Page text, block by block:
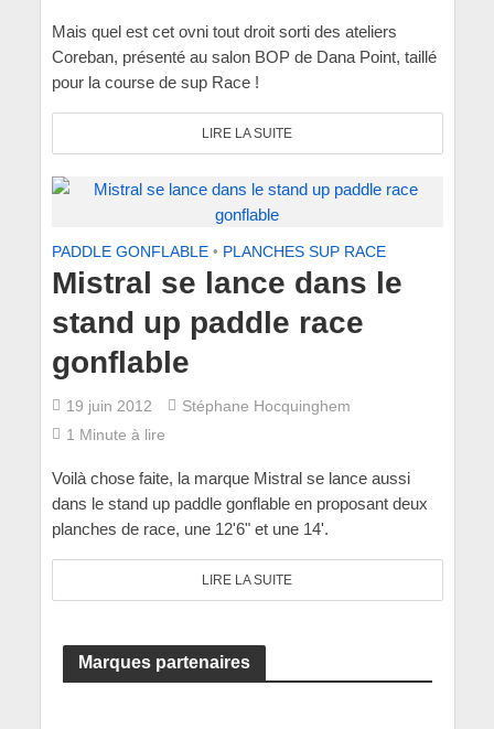
Mais quel est cet ovni tout droit sorti des ateliers
Coreban, présenté au salon BOP de Dana Point, taillé
pour la course de sup Race !
LIRE LA SUITE
PADDLE GONFLABLE • PLANCHES SUP RACE
Mistral se lance dans le
stand up paddle race
gonflable
19 juin 2012
Stéphane Hocquinghem
1 Minute à lire
Voilà chose faite, la marque Mistral se lance aussi
dans le stand up paddle gonflable en proposant deux
planches de race, une 12'6" et une 14'.
LIRE LA SUITE
Marques partenaires